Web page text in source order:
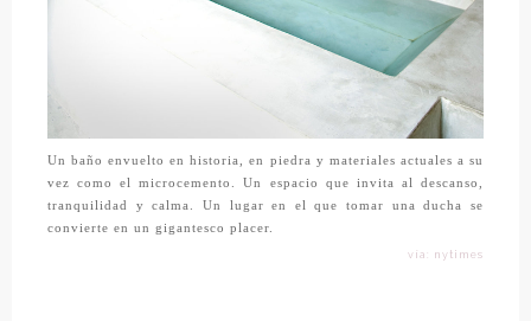
Un baño envuelto en historia, en piedra y materiales actuales a su
vez como el microcemento. Un espacio que invita al descanso,
tranquilidad y calma. Un lugar en el que tomar una ducha se
convierte en un gigantesco placer.
vía: nytimes